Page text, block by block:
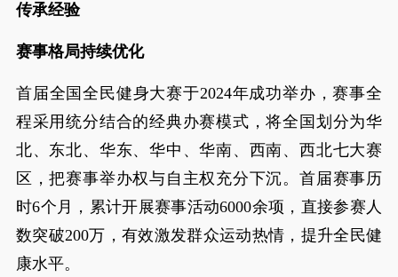
传承经验
赛事格局持续优化
首届全国全民健身大赛于2024年成功举办，赛事全
程采用统分结合的经典办赛模式，将全国划分为华
北、东北、华东、华中、华南、西南、西北七大赛
区，把赛事举办权与自主权充分下沉。首届赛事历
时6个月，累计开展赛事活动6000余项，直接参赛人
数突破200万，有效激发群众运动热情，提升全民健
康水平。